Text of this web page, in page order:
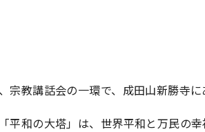
宗教講話会の一環で、成田山新勝寺
平和の大塔」は、世界平和と万民の